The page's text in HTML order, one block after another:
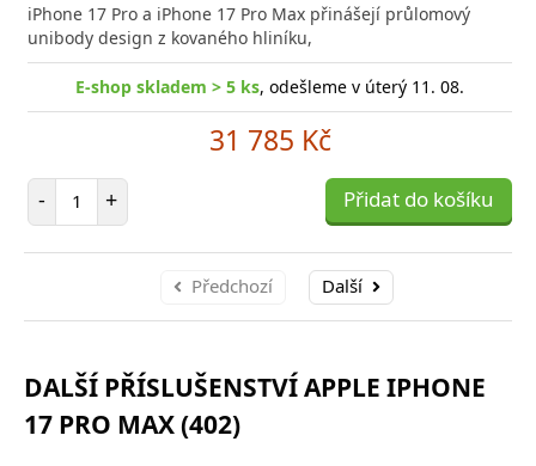
iPhone 17 Pro a iPhone 17 Pro Max přinášejí průlomový
unibody design z kovaného hliníku,
E-shop skladem > 5 ks, odešleme v úterý 11. 08.
31 785 Kč
- Počet položek
+ Přidat do košíku
Předchozí Další
DALŠÍ PŘÍSLUŠENSTVÍ APPLE IPHONE
17 PRO MAX (402)